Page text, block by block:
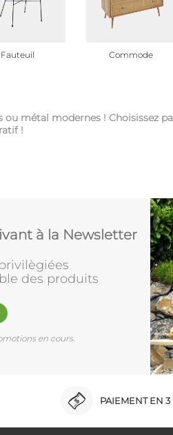
Fauteuil Commode
métal modernes ! Choisissez
!
à la Newsletter
des produits
en cours.
PAIEMENT EN 3